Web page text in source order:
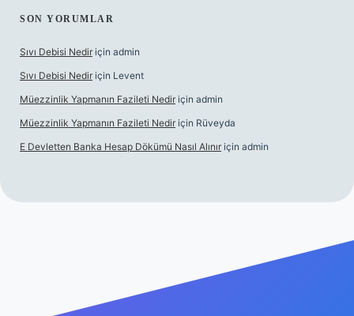
SON YORUMLAR
Sıvı Debisi Nedir için admin
Sıvı Debisi Nedir için Levent
Müezzinlik Yapmanın Fazileti Nedir için admin
Müezzinlik Yapmanın Fazileti Nedir için Rüveyda
E Devletten Banka Hesap Dökümü Nasıl Alınır için admin